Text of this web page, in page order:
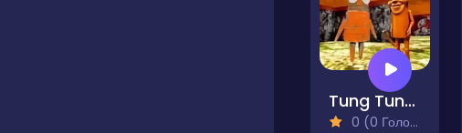
Tung Tung Sahur Chase R.E.P.O
0 (0 Голосів)